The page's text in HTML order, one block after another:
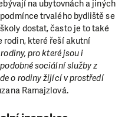
na ubytovnách a jiných
trvalého bydliště se
dostat, často je to také
rodin, které řeší akutní
pro které jsou i
sociální služby z
o rodiny žijící v prostředí
Ramajzlová.